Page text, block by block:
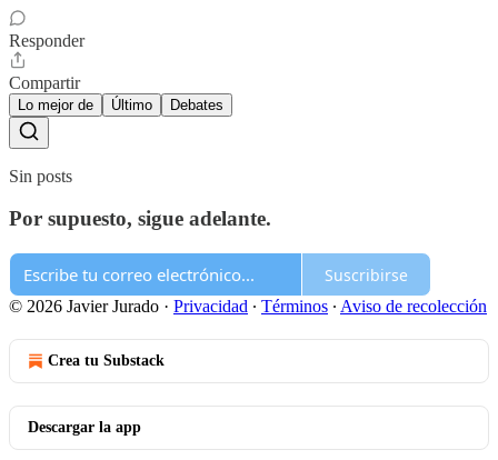
Responder
Compartir
Lo mejor de Último Debates
Sin posts
Por supuesto, sigue adelante.
Suscribirse
© 2026 Javier Jurado · Privacidad ∙ Términos ∙ Aviso de recolección
Crea tu Substack
Descargar la app